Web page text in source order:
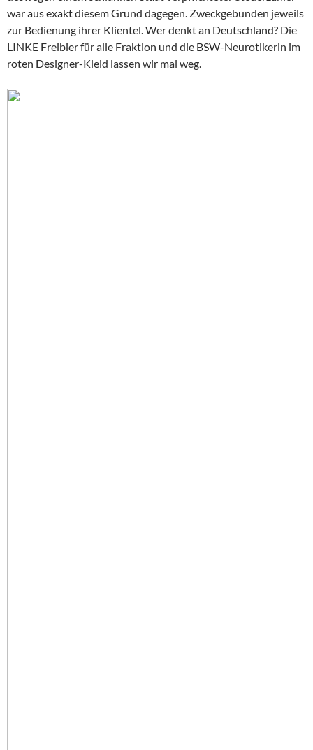
war aus exakt diesem Grund dagegen. Zweckgebunden jeweils
zur Bedienung ihrer Klientel. Wer denkt an Deutschland? Die
LINKE Freibier für alle Fraktion und die BSW-Neurotikerin im
roten Designer-Kleid lassen wir mal weg.